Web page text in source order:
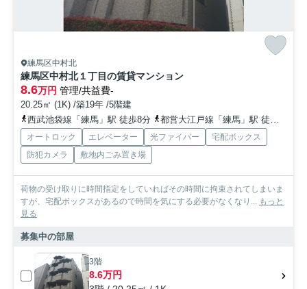
練馬区中村北
練馬区中村北１丁目の賃貸マンション
8.6万円 管理/共益費-
20.25㎡ (1K) /築19年 /5階建
西武池袋線「練馬」駅 徒歩8分
都営大江戸線「練馬」駅 徒歩8分
オートロック エレベーター 光ファイバー
宅配ボックス
防犯カメラ
敷地内ごみ置き場
荷物の受け取りに時間指定をしていればその時間に拘束されてしまいま
すが、宅配ボックスがあるので時間を気にする必要がなくなり... もっと
見る
募集中の部屋
3階
8.6万円